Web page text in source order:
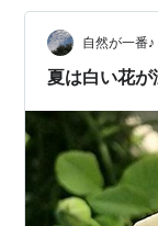
案の定 外構の
いたようで …
自然が一番
夏は白い花